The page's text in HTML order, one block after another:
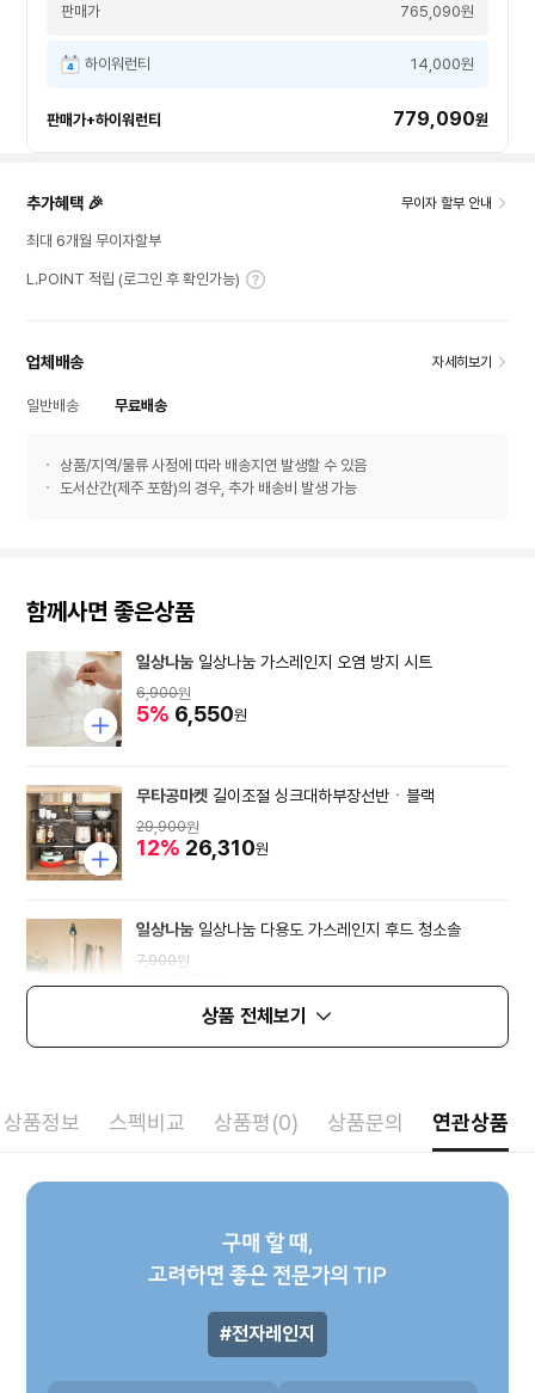
판매가 765,090원
하이워런티 14,000원
판매가+하이워런티 779,090원
추가혜택 🎉 무이자 할부 안내
최대 6개월 무이자할부
L.POINT 적립 (로그인 후 확인가능)
업체배송 자세히보기
일반배송 무료배송
상품/지역/물류 사정에 따라 배송지연 발생할 수 있음
도서산간(제주 포함)의 경우, 추가 배송비 발생 가능
함께사면 좋은상품
일상나눔 일상나눔 가스레인지 오염 방지 시트
6,900원
5% 6,550원
무타공마켓 길이조절 싱크대하부장선반ㆍ블랙
29,900원
12% 26,310원
일상나눔 일상나눔 다용도 가스레인지 후드 청소솔
7,900원
5%7,500원
상품 전체보기
상품정보 스펙비교 상품평(0) 상품문의 연관상품
구매 할 때,
고려하면 좋은 전문가의 TIP
전자레인지